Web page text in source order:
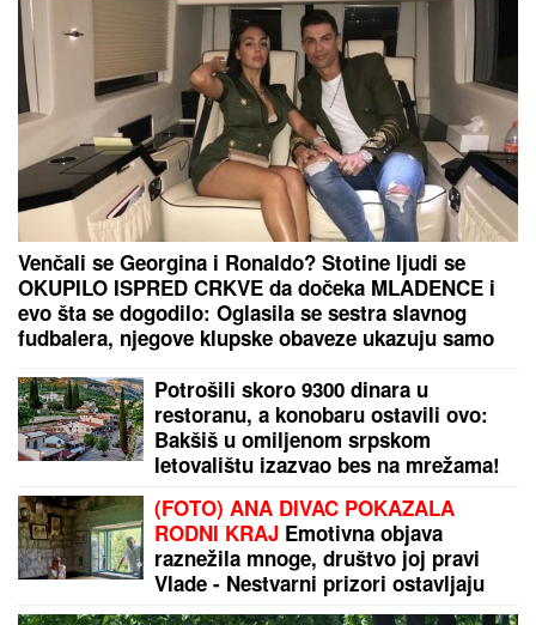
Venčali se Georgina i Ronaldo? Stotine ljudi se
OKUPILO ISPRED CRKVE da dočeka MLADENCE i
evo šta se dogodilo: Oglasila se sestra slavnog
fudbalera, njegove klupske obaveze ukazuju samo
Potrošili skoro 9300 dinara u
restoranu, a konobaru ostavili ovo:
Bakšiš u omiljenom srpskom
letovalištu izazvao bes na mrežama!
(FOTO) ANA DIVAC POKAZALA
RODNI KRAJ Emotivna objava
raznežila mnoge, društvo joj pravi
Vlade - Nestvarni prizori ostavljaju
bez daha: "Povratak korenima"